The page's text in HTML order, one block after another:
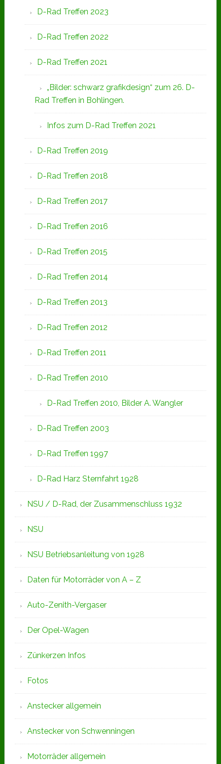
D-Rad Treffen 2023
D-Rad Treffen 2022
D-Rad Treffen 2021
„Bilder: schwarz grafikdesign“ zum 26. D-
Rad Treffen in Bohlingen.
Infos zum D-Rad Treffen 2021
D-Rad Treffen 2019
D-Rad Treffen 2018
D-Rad Treffen 2017
D-Rad Treffen 2016
D-Rad Treffen 2015
D-Rad Treffen 2014
D-Rad Treffen 2013
D-Rad Treffen 2012
D-Rad Treffen 2011
D-Rad Treffen 2010
D-Rad Treffen 2010, Bilder A. Wangler
D-Rad Treffen 2003
D-Rad Treffen 1997
D-Rad Harz Sternfahrt 1928
NSU / D-Rad, der Zusammenschluss 1932
NSU
NSU Betriebsanleitung von 1928
Daten für Motorräder von A – Z
Auto-Zenith-Vergaser
Der Opel-Wagen
Zünkerzen Infos
Fotos
Anstecker allgemein
Anstecker von Schwenningen
Motorräder allgemein